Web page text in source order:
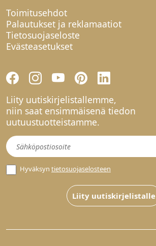
Toimitusehdot
Palautukset ja reklamaatiot
Tietosuojaseloste
Evästeasetukset
Liity uutiskirjelistallemme,
niin saat ensimmäisenä tiedon
uutuustuotteistamme.
Uutiskirje
Hyväksyn tietosuojaselosteen
Liity uutiskirjelistalle